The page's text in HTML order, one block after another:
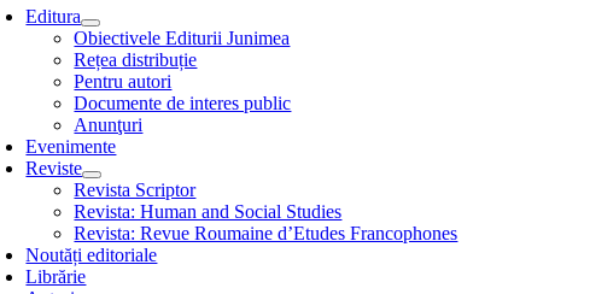
Editura
Obiectivele Editurii Junimea
Rețea distribuție
Pentru autori
Documente de interes public
Anunţuri
Evenimente
Reviste
Revista Scriptor
Revista: Human and Social Studies
Revista: Revue Roumaine d’Etudes Francophones
Noutăți editoriale
Librărie